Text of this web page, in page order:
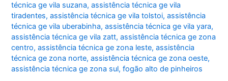
técnica ge vila suzana,assistência técnica ge vila
tiradentes,assistência técnica ge vila tolstoi,assistência
técnica ge vila uberabinha,assistência técnica ge vila yara,
assistência técnica ge vila zatt,assistência técnica ge zona
centro,assistência técnica ge zona leste,assistência
técnica ge zona norte,assistência técnica ge zona oeste,
assistência técnica ge zona sul,fogão alto de pinheiros